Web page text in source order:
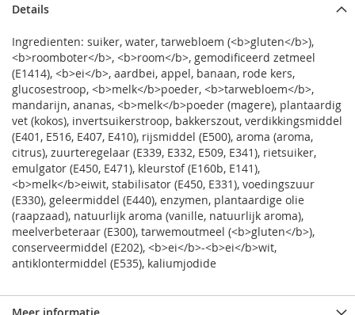
Details
Ingredienten: suiker, water, tarwebloem (<b>gluten</b>),
<b>roomboter</b>, <b>room</b>, gemodificeerd zetmeel
(E1414), <b>ei</b>, aardbei, appel, banaan, rode kers,
glucosestroop, <b>melk</b>poeder, <b>tarwebloem</b>,
mandarijn, ananas, <b>melk</b>poeder (magere), plantaardig
vet (kokos), invertsuikerstroop, bakkerszout, verdikkingsmiddel
(E401, E516, E407, E410), rijsmiddel (E500), aroma (aroma,
citrus), zuurteregelaar (E339, E332, E509, E341), rietsuiker,
emulgator (E450, E471), kleurstof (E160b, E141),
<b>melk</b>eiwit, stabilisator (E450, E331), voedingszuur
(E330), geleermiddel (E440), enzymen, plantaardige olie
(raapzaad), natuurlijk aroma (vanille, natuurlijk aroma),
meelverbeteraar (E300), tarwemoutmeel (<b>gluten</b>),
conserveermiddel (E202), <b>ei</b>-<b>ei</b>wit,
antiklontermiddel (E535), kaliumjodide
Meer informatie